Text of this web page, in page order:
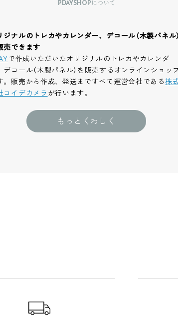
PDAYSHOPについて
ジナルのトレカやカレンダー、デコール（木製パネル）
売できます
で作成いただいたオリジナルのトレカやカレンダ
デコール（木製パネル）を販売するオンラインショッ
。販売から作成、発送まですべて運営会社である株
コイデカメラ が行います。
もっとくわしく